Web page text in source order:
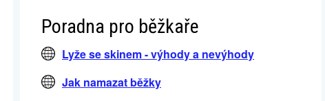
Poradna pro běžkaře
Lyže se skinem - výhody a nevýhody
Jak namazat běžky